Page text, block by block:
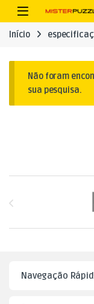
Skip to navigation
Skip to content
Open
Início
Não foram
sua pesquisa.
Brands
Navegação